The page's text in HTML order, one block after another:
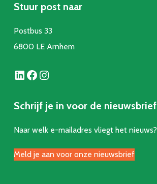
Stuur post naar
Postbus 33
6800 LE Arnhem
LinkedIn Facebook Instagram
Schrijf je in voor de nieuwsbrief
Naar welk e-mailadres vliegt het nieuws?
Meld je aan voor onze nieuwsbrief